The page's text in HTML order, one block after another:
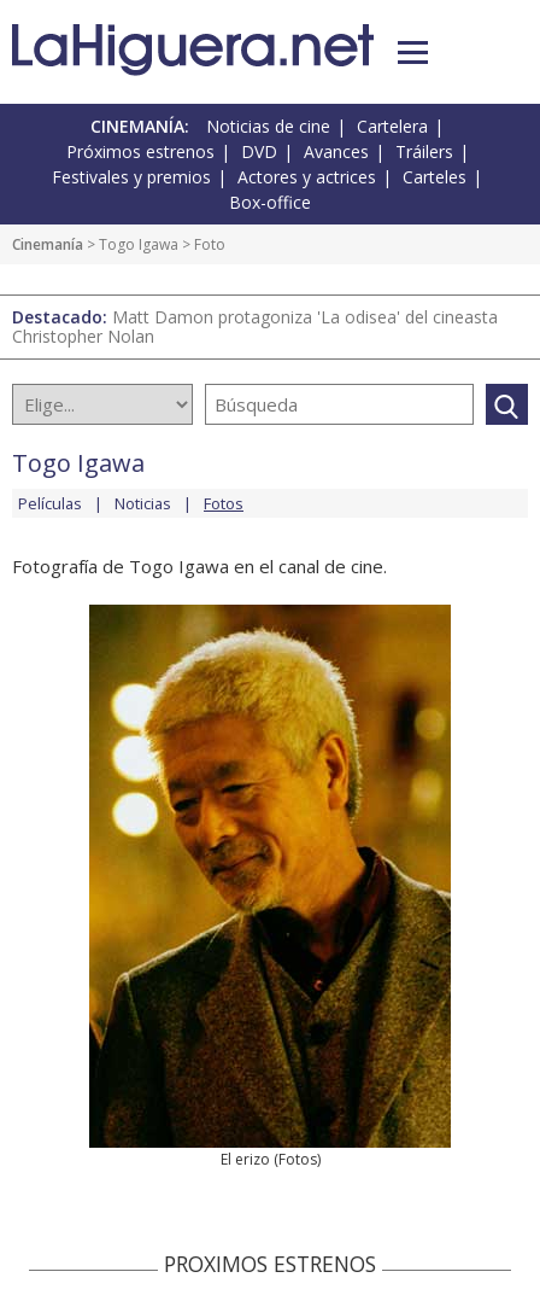
CINEMANÍA: Noticias de cine
Cartelera
Próximos estrenos
DVD Avances
Tráilers
Festivales y premios
Actores y actrices
Carteles
Box-office
Cinemanía >Togo Igawa > Foto
Destacado: Matt Damon protagoniza 'La odisea' del cineasta
Christopher Nolan
Togo Igawa
Películas Noticias Fotos
Fotografía de Togo Igawa en el canal de cine.
El erizo (Fotos)
PROXIMOS ESTRENOS